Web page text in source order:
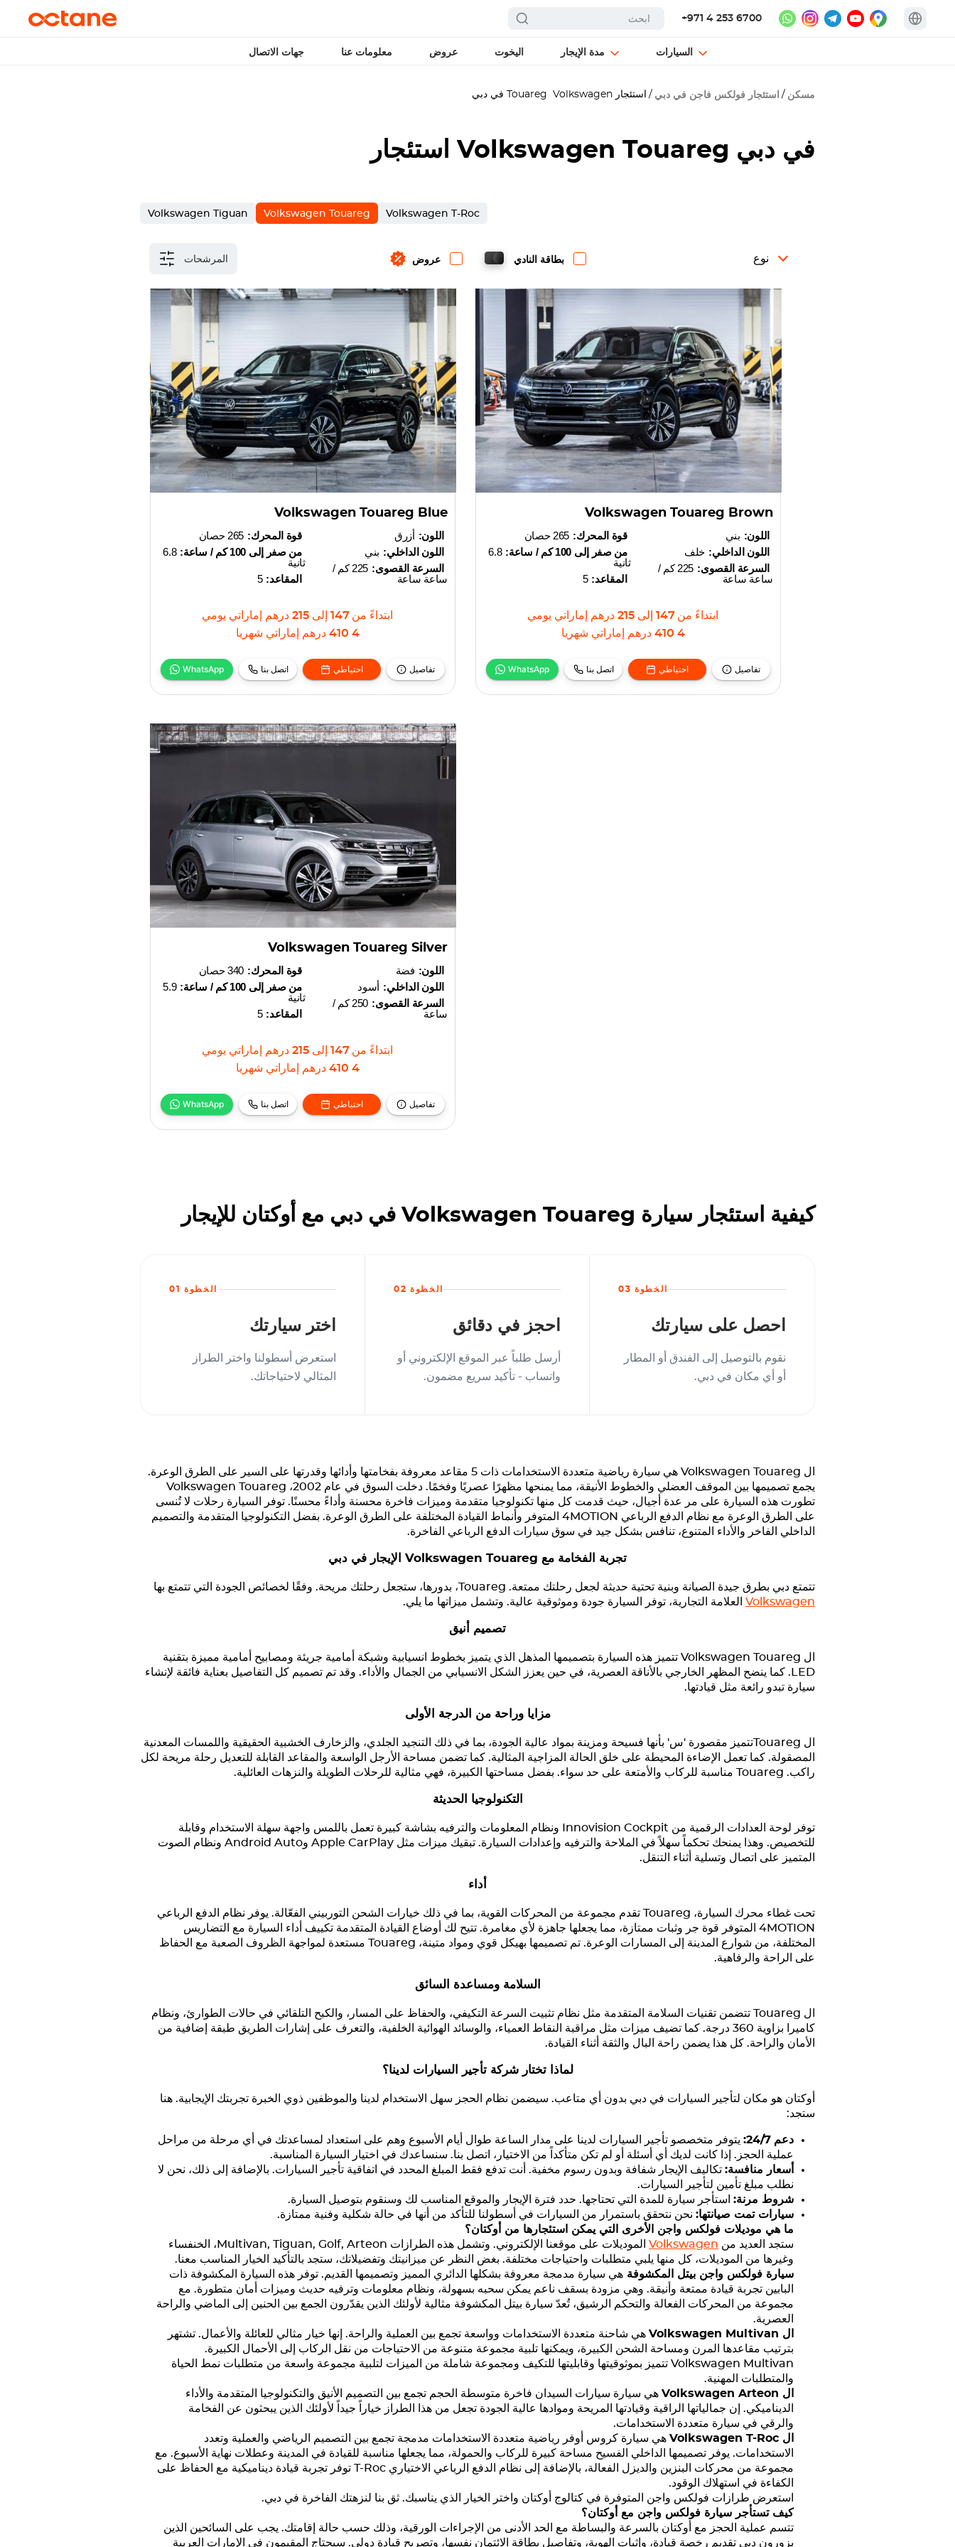
+971 4 253 6700
السيارات مدة الإيجار اليخوت عروض معلومات عنا جهات الاتصال
مسكن استئجار فولكس فاجن في دبي استئجار Volkswagen
Touareg في دبي
Volkswagen Touareg في دبي
Volkswagen Tiguan Volkswagen Touareg Volkswagen T-Roc
المرشحات عروض بطاقة النادي نوع
Volkswagen Touareg Blue
قوة المحرك: 265 حصان
من صفر إلى 100 كم / ساعة:
6.8
ثانية
المقاعد: 5
اللون: أزرق
اللون الداخلي: بني
السرعة القصوى:
225 كم /
ساعة ساعة
ابتداءً من 147 إلى 215 درهم إماراتي يومي
4 410
درهم إماراتي شهريا
WhatsApp اتصل بنا احتياطي تفاصيل
Volkswagen Touareg Brown
قوة المحرك: 265 حصان
من صفر إلى 100 كم / ساعة:
6.8
ثانية
المقاعد: 5
اللون: بني
اللون الداخلي: خلف
السرعة القصوى:
225 كم /
ساعة ساعة
ابتداءً من 147 إلى 215 درهم إماراتي يومي
4 410
درهم إماراتي شهريا
WhatsApp اتصل بنا احتياطي تفاصيل
Volkswagen Touareg Silver
قوة المحرك: 340 حصان
من صفر إلى 100 كم / ساعة:
5.9
ثانية
المقاعد: 5
اللون: فضة
اللون الداخلي: أسود
السرعة القصوى:
250 كم /
ساعة
ابتداءً من 147 إلى 215 درهم إماراتي يومي
4 410
درهم إماراتي شهريا
WhatsApp اتصل بنا احتياطي تفاصيل
كيفية استئجار سيارة Volkswagen Touareg في دبي مع أوكتان للإيجار
الخطوة 01
اختر سيارتك
استعرض أسطولنا واختر الطراز
المثالي لاحتياجاتك.
الخطوة 02
احجز في دقائق
أرسل طلباً عبر الموقع الإلكتروني أو
واتساب - تأكيد سريع مضمون.
الخطوة 03
احصل على سيارتك
نقوم بالتوصيل إلى الفندق أو المطار
أو أي مكان في دبي.
ال Volkswagen Touareg
هي سيارة رياضية متعددة الاستخدامات ذات 5 مقاعد معروفة بفخامتها وأدائها وقدرتها على السير على الطرق الوعرة.
يجمع تصميمها بين الموقف العضلي والخطوط الأنيقة، مما يمنحها مظهرًا عصريًا وفخمًا. دخلت السوق في عام 2002،
Volkswagen Touareg
تطورت هذه السيارة على مر عدة أجيال، حيث قدمت كل منها تكنولوجيا متقدمة وميزات فاخرة محسنة وأداءً محسنًا. توفر السيارة رحلات لا تُنسى
على الطرق الوعرة مع نظام الدفع الرباعي 4MOTION المتوفر وأنماط القيادة المختلفة على الطرق الوعرة. بفضل التكنولوجيا المتقدمة والتصميم
الداخلي الفاخر والأداء المتنوع، تنافس بشكل جيد في سوق سيارات الدفع الرباعي الفاخرة.
تجربة الفخامة مع Volkswagen Touareg الإيجار في دبي
تتمتع دبي بطرق جيدة الصيانة وبنية تحتية حديثة لجعل رحلتك ممتعة. Touareg، بدورها، ستجعل رحلتك مريحة. وفقًا لخصائص الجودة التي تتمتع بها
Volkswagen العلامة التجارية، توفر السيارة جودة وموثوقية عالية. وتشمل ميزاتها ما يلي.
تصميم أنيق
ال Volkswagen Touareg
تتميز هذه السيارة بتصميمها المذهل الذي يتميز بخطوط انسيابية وشبكة أمامية جريئة ومصابيح أمامية مميزة بتقنية
LED. كما ينضح المظهر الخارجي بالأناقة العصرية، في حين يعزز الشكل الانسيابي من الجمال والأداء. وقد تم تصميم كل التفاصيل بعناية فائقة لإنشاء
سيارة تبدو رائعة مثل قيادتها.
مزايا وراحة من الدرجة الأولى
ال Touaregتتميز مقصورة 'س' بأنها فسيحة ومزينة بمواد عالية الجودة، بما في ذلك التنجيد الجلدي، والزخارف الخشبية الحقيقية واللمسات المعدنية
المصقولة. كما تعمل الإضاءة المحيطة على خلق الحالة المزاجية المثالية. كما تضمن مساحة الأرجل الواسعة والمقاعد القابلة للتعديل رحلة مريحة لكل
راكب. Touareg مناسبة للركاب والأمتعة على حد سواء. بفضل مساحتها الكبيرة، فهي مثالية للرحلات الطويلة والنزهات العائلية.
التكنولوجيا الحديثة
توفر لوحة العدادات الرقمية من Innovision Cockpit ونظام المعلومات والترفيه بشاشة كبيرة تعمل باللمس واجهة سهلة الاستخدام وقابلة
للتخصيص. وهذا يمنحك تحكماً سهلاً في الملاحة والترفيه وإعدادات السيارة. تبقيك ميزات مثل Apple CarPlay وAndroid Auto ونظام الصوت
المتميز على اتصال وتسلية أثناء التنقل.
أداء
تحت غطاء محرك السيارة، Touareg تقدم مجموعة من المحركات القوية، بما في ذلك خيارات الشحن التوربيني الفعّالة. يوفر نظام الدفع الرباعي
4MOTION المتوفر قوة جر وثبات ممتازة، مما يجعلها جاهزة لأي مغامرة. تتيح لك أوضاع القيادة المتقدمة تكييف أداء السيارة مع التضاريس
المختلفة، من شوارع المدينة إلى المسارات الوعرة. تم تصميمها بهيكل قوي ومواد متينة، Touareg مستعدة لمواجهة الظروف الصعبة مع الحفاظ
على الراحة والرفاهية.
السلامة ومساعدة السائق
ال Touareg تتضمن تقنيات السلامة المتقدمة مثل نظام تثبيت السرعة التكيفي، والحفاظ على المسار، والكبح التلقائي في حالات الطوارئ، ونظام
كاميرا بزاوية 360 درجة. كما تضيف ميزات مثل مراقبة النقاط العمياء، والوسائد الهوائية الخلفية، والتعرف على إشارات الطريق طبقة إضافية من
الأمان والراحة. كل هذا يضمن راحة البال والثقة أثناء القيادة.
لماذا تختار شركة تأجير السيارات لدينا؟
أوكتان هو مكان لتأجير السيارات في دبي بدون أي متاعب. سيضمن نظام الحجز سهل الاستخدام لدينا والموظفين ذوي الخبرة تجربتك الإيجابية. هنا
ستجد:
دعم 24/7:
يتوفر متخصصو تأجير السيارات لدينا على مدار الساعة طوال أيام الأسبوع وهم على استعداد لمساعدتك في أي مرحلة من مراحل
عملية الحجز. إذا كانت لديك أي أسئلة أو لم تكن متأكداً من الاختيار، اتصل بنا. سنساعدك في اختيار السيارة المناسبة.
أسعار منافسة: تكاليف الإيجار شفافة وبدون رسوم مخفية. أنت تدفع فقط المبلغ المحدد في اتفاقية تأجير السيارات. بالإضافة إلى ذلك، نحن لا
نطلب مبلغ تأمين لتأجير السيارات.
شروط مرنة: استأجر سيارة للمدة التي تحتاجها. حدد فترة الإيجار والموقع المناسب لك وسنقوم بتوصيل السيارة.
سيارات تمت صيانتها: نحن نتحقق باستمرار من السيارات في أسطولنا للتأكد من أنها في حالة شكلية وفنية ممتازة.
ما هي موديلات فولكس واجن الأخرى التي يمكن استئجارها من أوكتان؟
ستجد العديد من Volkswagen الموديلات على موقعنا الإلكتروني. وتشمل هذه الطرازات Multivan, Tiguan, Golf, Arteon
، الخنفساء
وغيرها من الموديلات، كل منها يلبي متطلبات واحتياجات مختلفة. بغض النظر عن ميزانيتك وتفضيلاتك، ستجد بالتأكيد الخيار المناسب معنا.
سيارة فولكس واجن بيتل المكشوفة هي سيارة مدمجة معروفة بشكلها الدائري المميز وتصميمها القديم. توفر هذه السيارة المكشوفة ذات
البابين تجربة قيادة ممتعة وأنيقة. وهي مزودة بسقف ناعم يمكن سحبه بسهولة، ونظام معلومات وترفيه حديث وميزات أمان متطورة. مع
مجموعة من المحركات الفعالة والتحكم الرشيق، تُعدّ سيارة بيتل المكشوفة مثالية لأولئك الذين يقدّرون الجمع بين الحنين إلى الماضي والراحة
العصرية.
ال Volkswagen Multivan هي شاحنة متعددة الاستخدامات وواسعة تجمع بين العملية والراحة. إنها خيار مثالي للعائلة والأعمال. تشتهر
بترتيب مقاعدها المرن ومساحة الشحن الكبيرة، ويمكنها تلبية مجموعة متنوعة من الاحتياجات من نقل الركاب إلى الأحمال الكبيرة.
Volkswagen Multivan تتميز بموثوقيتها وقابليتها للتكيف ومجموعة شاملة من الميزات لتلبية مجموعة واسعة من متطلبات نمط الحياة
والمتطلبات المهنية.
ال
Volkswagen Arteon
هي سيارة سيارات السيدان فاخرة متوسطة الحجم تجمع بين التصميم الأنيق والتكنولوجيا المتقدمة والأداء
الديناميكي. إن جمالياتها الراقية وقيادتها المريحة وموادها عالية الجودة تجعل من هذا الطراز خياراً جيداً لأولئك الذين يبحثون عن الفخامة
والرقي في سيارة متعددة الاستخدامات.
ال
Volkswagen T-Roc
هي سيارة كروس أوفر رياضية متعددة الاستخدامات مدمجة تجمع بين التصميم الرياضي والعملية وتعدد
الاستخدامات. يوفر تصميمها الداخلي الفسيح مساحة كبيرة للركاب والحمولة، مما يجعلها مناسبة للقيادة في المدينة وعطلات نهاية الأسبوع. مع
مجموعة من محركات البنزين والديزل الفعالة، بالإضافة إلى نظام الدفع الرباعي الاختياري T-Roc توفر تجربة قيادة ديناميكية مع الحفاظ على
الكفاءة في استهلاك الوقود.
استعرض طرازات فولكس واجن المتوفرة في كتالوج أوكتان واختر الخيار الذي يناسبك. ثق بنا لنزهتك الفاخرة في دبي.
كيف تستأجر سيارة فولكس واجن مع أوكتان؟
تتسم عملية الحجز مع أوكتان بالسرعة والبساطة مع الحد الأدنى من الإجراءات الورقية، وذلك حسب حالة إقامتك. يجب على السائحين الذين
يزورون دبي تقديم رخصة قيادة، وإثبات الهوية، وتفاصيل بطاقة الائتمان نفسها، وتصريح قيادة دولي. سيحتاج المقيمون في الإمارات العربية